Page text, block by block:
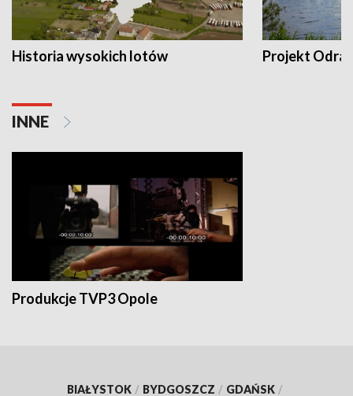
Historia wysokich lotów Projekt Odra
INNE
Produkcje TVP3 Opole
BIAŁYSTOK / BYDGOSZCZ / GDAŃSK /